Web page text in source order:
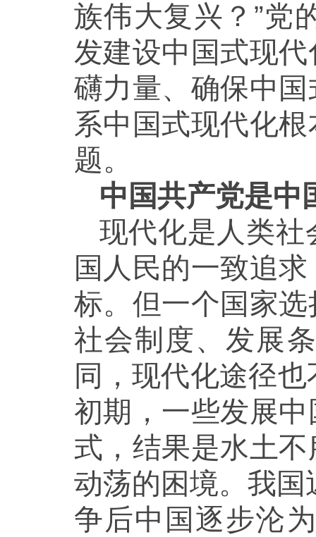
族伟大复兴？”党
发建设中国式现
礴力量、确保中
系中国式现代化
题。
中国共产党是中
现代化是人类
国人民的一致追
标。但一个国家
社会制度、发展
同，现代化途径
初期，一些发展
式，结果是水土
动荡的困境。我
争后中国逐步沦